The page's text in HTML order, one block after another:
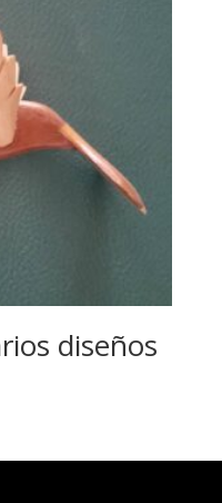
diseños